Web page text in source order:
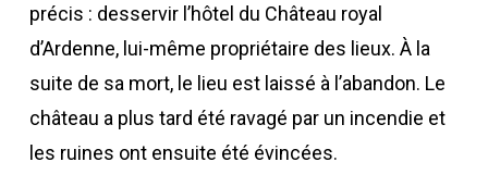
précis : desservir l’hôtel du Château royal
d’Ardenne, lui-même propriétaire des lieux. À la
suite de sa mort, le lieu est laissé à l’abandon. Le
château a plus tard été ravagé par un incendie et
les ruines ont ensuite été évincées.